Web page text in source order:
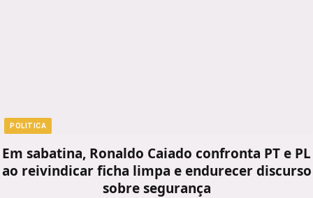
POLITICA
Em sabatina, Ronaldo Caiado confronta PT e PL
ao reivindicar ficha limpa e endurecer discurso
sobre segurança